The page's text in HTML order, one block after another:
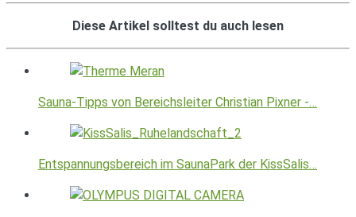
Diese Artikel solltest du auch lesen
Sauna-Tipps von Bereichsleiter Christian Pixner -…
Entspannungsbereich im SaunaPark der KissSalis…